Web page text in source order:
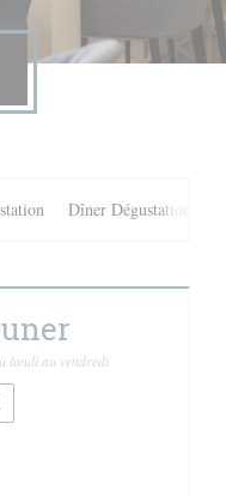
Dîner Dégustation
lundi au vendredi